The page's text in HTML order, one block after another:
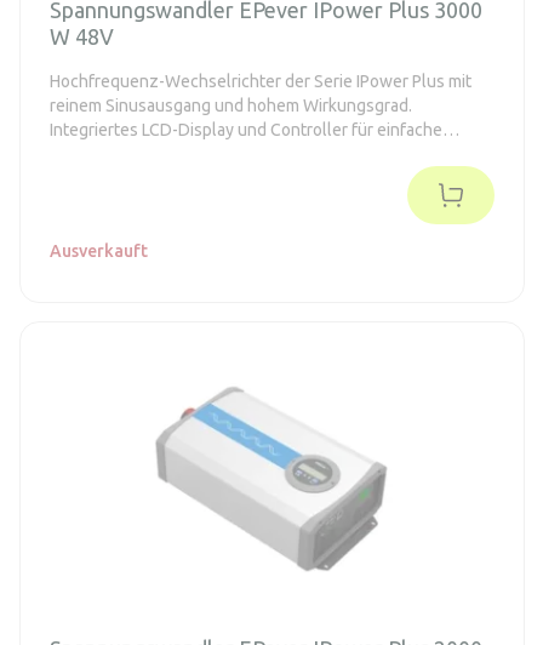
Spannungswandler EPever IPower Plus 3000
W 48V
Hochfrequenz-Wechselrichter der Serie IPower Plus mit
reinem Sinusausgang und hohem Wirkungsgrad.
Integriertes LCD-Display und Controller für einfache
Ausverkauft